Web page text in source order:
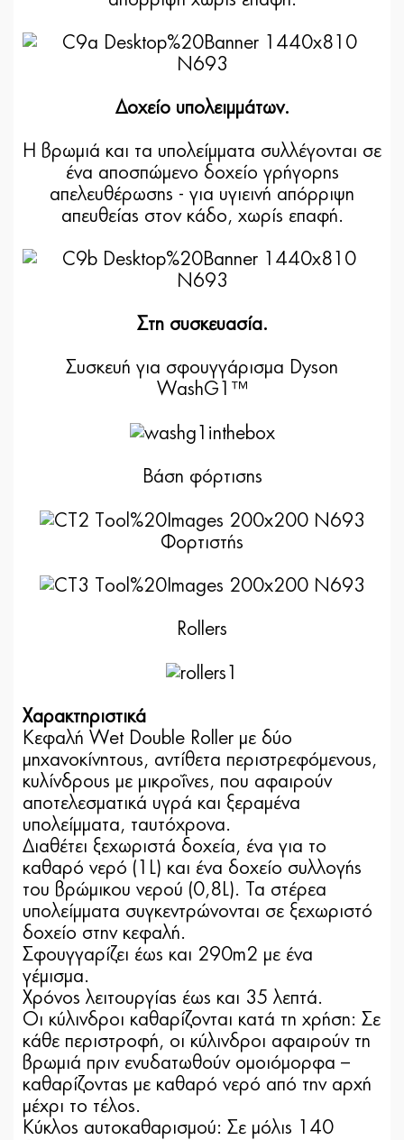
Δοχείο υπολειμμάτων.
Η βρωμιά και τα υπολείμματα συλλέγονται σε
ένα αποσπώμενο δοχείο γρήγορης
απελευθέρωσης - για υγιεινή απόρριψη
απευθείας στον κάδο, χωρίς επαφή.
Στη συσκευασία.
Συσκευή για σφουγγάρισμα Dyson
WashG1™
Βάση φόρτισης
Φορτιστής
Rollers
Χαρακτηριστικά
Κεφαλή Wet Double Roller με δύο
μηχανοκίνητους, αντίθετα περιστρεφόμενους,
κυλίνδρους με μικροΐνες, που αφαιρούν
αποτελεσματικά υγρά και ξεραμένα
υπολείμματα, ταυτόχρονα.
Διαθέτει ξεχωριστά δοχεία, ένα για το
καθαρό νερό (1L) και ένα δοχείο συλλογής
του βρώμικου νερού (0,8L). Τα στέρεα
υπολείμματα συγκεντρώνονται σε ξεχωριστό
δοχείο στην κεφαλή.
Σφουγγαρίζει έως και 290m2 με ένα
γέμισμα.
Χρόνος λειτουργίας έως και 35 λεπτά.
Οι κύλινδροι καθαρίζονται κατά τη χρήση: Σε
κάθε περιστροφή, οι κύλινδροι αφαιρούν τη
βρωμιά πριν ενυδατωθούν ομοιόμορφα –
καθαρίζοντας με καθαρό νερό από την αρχή
μέχρι το τέλος.
Κύκλος αυτοκαθαρισμού: Σε μόλις 140